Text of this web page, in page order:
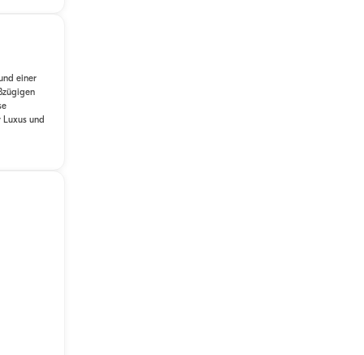
einer
und